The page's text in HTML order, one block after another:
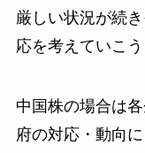
厳しい状況が続
応を考えていこう
中国株の場合は
府の対応・動向